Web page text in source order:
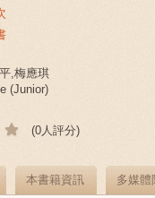
,梅應琪
(Junior)
(0人評分)
本書籍資訊 多媒體